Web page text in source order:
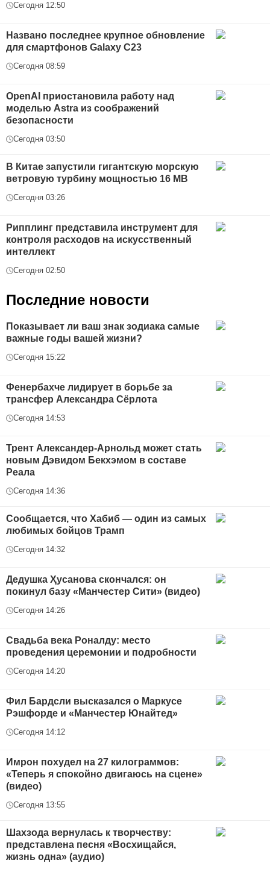
Сегодня 12:50
Названо последнее крупное обновление
для смартфонов Galaxy С23
Сегодня 08:59
OpenAI приостановила работу над
моделью Astra из соображений
безопасности
Сегодня 03:50
В Китае запустили гигантскую морскую
ветровую турбину мощностью 16 МВ
Сегодня 03:26
Рипплинг представила инструмент для
контроля расходов на искусственный
интеллект
Сегодня 02:50
Последние новости
Показывает ли ваш знак зодиака самые
важные годы вашей жизни?
Сегодня 15:22
Фенербахче лидирует в борьбе за
трансфер Александра Сёрлота
Сегодня 14:53
Трент Александер-Арнольд может стать
новым Дэвидом Бекхэмом в составе
Реала
Сегодня 14:36
Сообщается, что Хабиб — один из самых
любимых бойцов Трамп
Сегодня 14:32
Дедушка Ҳусанова скончался: он
покинул базу «Манчестер Сити» (видео)
Сегодня 14:26
Свадьба века Роналду: место
проведения церемонии и подробности
Сегодня 14:20
Фил Бардсли высказался о Маркусе
Рэшфорде и «Манчестер Юнайтед»
Сегодня 14:12
Имрон похудел на 27 килограммов:
«Теперь я спокойно двигаюсь на сцене»
(видео)
Сегодня 13:55
Шахзода вернулась к творчеству:
представлена песня «Восхищайся,
жизнь одна» (аудио)